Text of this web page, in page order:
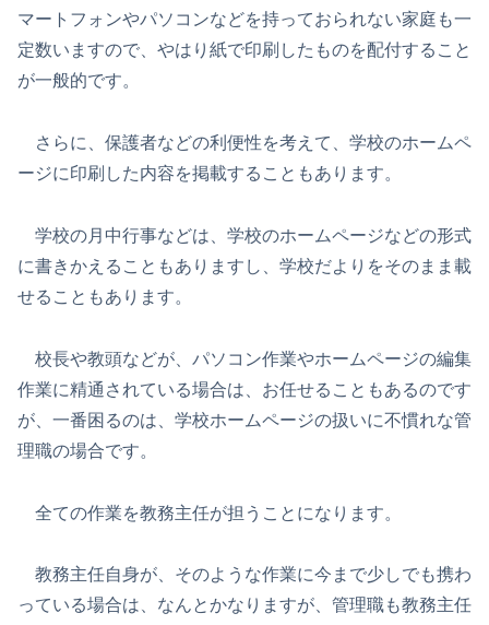
マートフォンやパソコンなどを持っておられない家庭も一
定数いますので、やはり紙で印刷したものを配付すること
が一般的です。
さらに、保護者などの利便性を考えて、学校のホームペ
ージに印刷した内容を掲載することもあります。
学校の月中行事などは、学校のホームページなどの形式
に書きかえることもありますし、学校だよりをそのまま載
せることもあります。
校長や教頭などが、パソコン作業やホームページの編集
作業に精通されている場合は、お任せることもあるのです
が、一番困るのは、学校ホームページの扱いに不慣れな管
理職の場合です。
全ての作業を教務主任が担うことになります。
教務主任自身が、そのような作業に今まで少しでも携わ
っている場合は、なんとかなりますが、管理職も教務主任